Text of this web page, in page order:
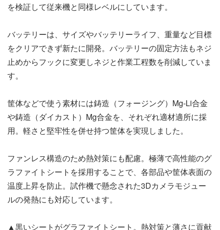
を検証して従来機と同様レベルにしています。
バッテリーは、サイズやバッテリーライフ、重量など目標
をクリアできず新たに開発。バッテリーの固定方法もネジ
止めからフックに変更しネジと作業工程数を削減していま
す。
筐体などで使う素材には鋳造（フォージング）Mg-Li合金
や鋳造（ダイカスト）Mg合金を、それぞれ適材適所に採
用。軽さと堅牢性を併せ持つ筐体を実現しました。
ファンレス構造のため熱対策にも配慮。極薄で高性能のグ
ラファイトシートを採用することで、各部品や筐体表面の
温度上昇を防止。試作機で懸念された3Dカメラモジュー
ルの発熱にも対応しています。
▲黒いシートがグラファイトシート。熱対策と薄さに貢献